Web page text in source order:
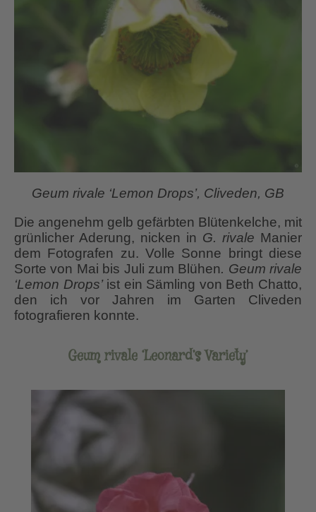
Geum rivale ‘Lemon Drops’, Cliveden, GB
Die angenehm gelb gefärbten Blütenkelche, mit
grünlicher Aderung, nicken in G. rivale Manier
dem Fotografen zu. Volle Sonne bringt diese
Sorte von Mai bis Juli zum Blühen. Geum rivale
‘Lemon Drops’ist ein Sämling von Beth Chatto,
den ich vor Jahren im Garten Cliveden
fotografieren konnte.
Geum rivale ‘Leonard’s Variety’